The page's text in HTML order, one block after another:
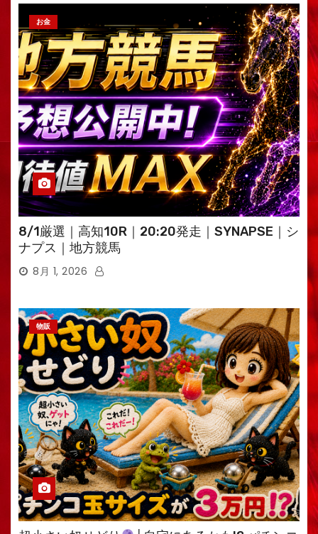
お金
8/1厳選｜高知10R｜20:20発走｜SYNAPSE｜シ
ナプス｜地方競馬
8月 1, 2026
物販